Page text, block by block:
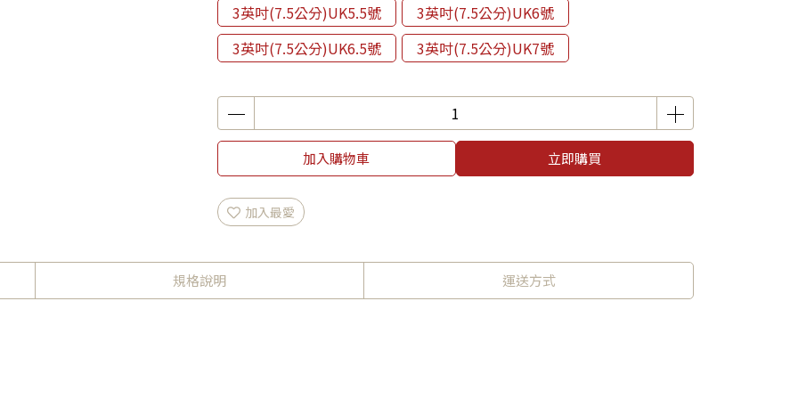
3英吋(7.5公分)UK5.5號
3英吋(7.5公分)UK6號
3英吋(7.5公分)UK6.5號
3英吋(7.5公分)UK7號
加入購物車 立即購買
加入最愛
規格說明 運送方式